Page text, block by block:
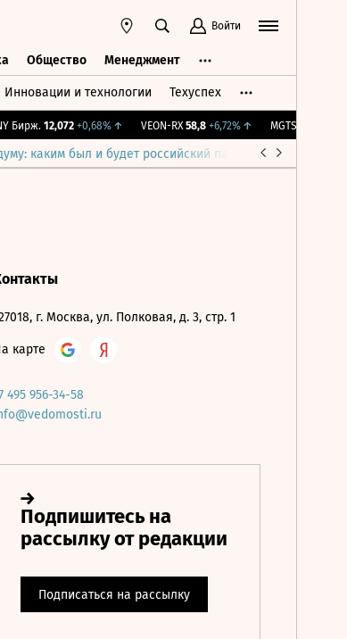
Войти
Общество Менеджмент
Инновации и технологии Техуспех
Бирж. 12,072 +0,68%↑ VEON-RX 58,8 +6,72%↑ MGTS 1 326
каким был и будет российский парламент
г. Москва, ул. Полковая, д. 3, стр. 1
карте
495 956-34-58